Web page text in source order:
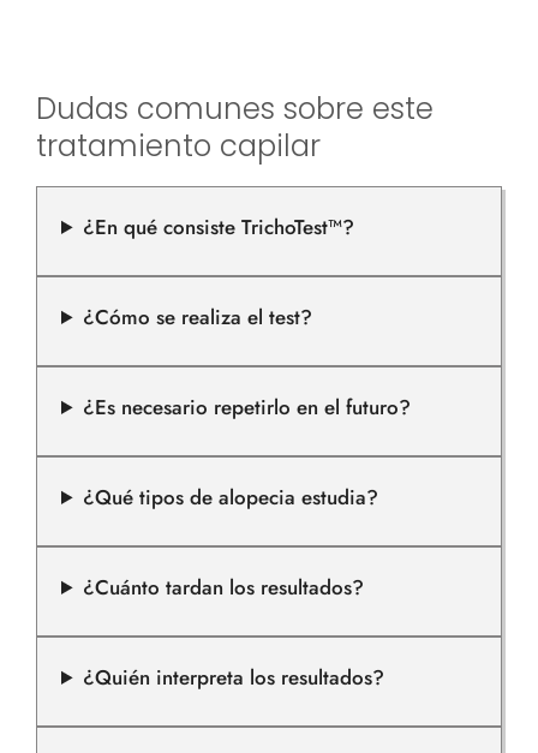
Dudas comunes sobre este
tratamiento capilar
¿En qué consiste TrichoTest™?
¿Cómo se realiza el test?
¿Es necesario repetirlo en el futuro?
¿Qué tipos de alopecia estudia?
¿Cuánto tardan los resultados?
¿Quién interpreta los resultados?